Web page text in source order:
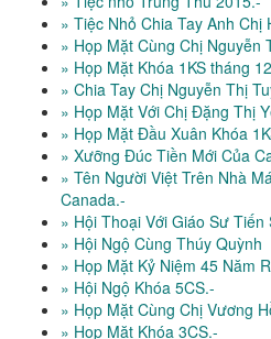
» Tiệc Nhỏ Chia Tay Anh Chị
» Họp Mặt Cùng Chị Nguyễn
» Họp Mặt Khóa 1KS tháng
» Chia Tay Chị Nguyễn Thị
» Họp Mặt Với Chị Đặng Thị
» Họp Mặt Đầu Xuân Khóa
» Xưỡng Đúc Tiền Mới Của
» Tên Người Việt Trên Nhà
Canada.-
» Hội Thoại Với Giáo Sư
» Hội Ngộ Cùng Thúy Quỳnh
» Họp Mặt Kỷ Niệm 45 Năm
» Hội Ngộ Khóa 5CS.-
» Họp Mặt Cùng Chị Vương
» Họp Mặt Khóa 3CS.-